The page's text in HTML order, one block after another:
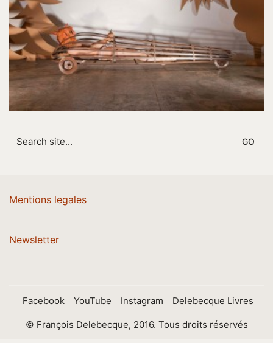
for:
Mentions legales
Newsletter
Facebook YouTube Instagram Delebecque Livres
© François Delebecque, 2016. Tous droits réservés